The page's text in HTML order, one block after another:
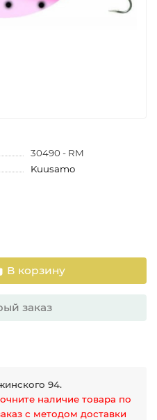
30490 - RM
Kuusamo
В корзину
заказ
94.
наличие товара по
с методом доставки